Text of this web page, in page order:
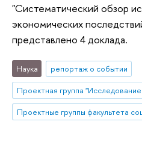
"Систематический обзор
экономических
представлено 4 доклада.
Наука
репортаж о событии